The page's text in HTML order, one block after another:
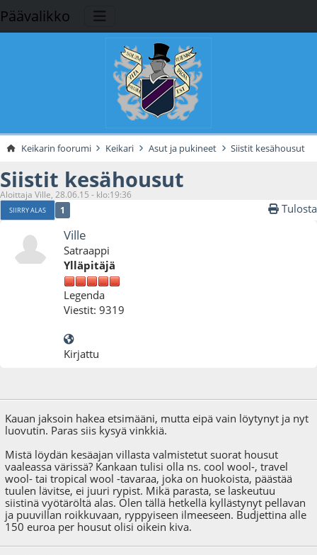
Päävalikko
Keikarin foorumi Keikari Asut ja pukineet Siistit kesähousut
Siistit kesähousut
Aloittaja Ville, 28.06.15 - klo:19:36
SIIRRY ALAS 1 Tulosta
Ville
Satraappi
Ylläpitäjä
Legenda
Viestit: 9319
Kirjattu
Kauan jaksoin hakea etsimääni, mutta eipä vain löytynyt ja nyt
luovutin. Paras siis kysyä vinkkiä.
Mistä löydän kesäajan villasta valmistetut suorat housut
vaaleassa värissä? Kankaan tulisi olla ns. cool wool-, travel
wool- tai tropical wool -tavaraa, joka on huokoista, päästää
tuulen lävitse, ei juuri rypist. Mikä parasta, se laskeutuu
siistinä vyötäröltä alas. Olen tällä hetkellä kyllästynyt pellavan
ja puuvillan roikkuvaan, ryppyiseen ilmeeseen. Budjettina alle
150 euroa per housut olisi oikein kiva.